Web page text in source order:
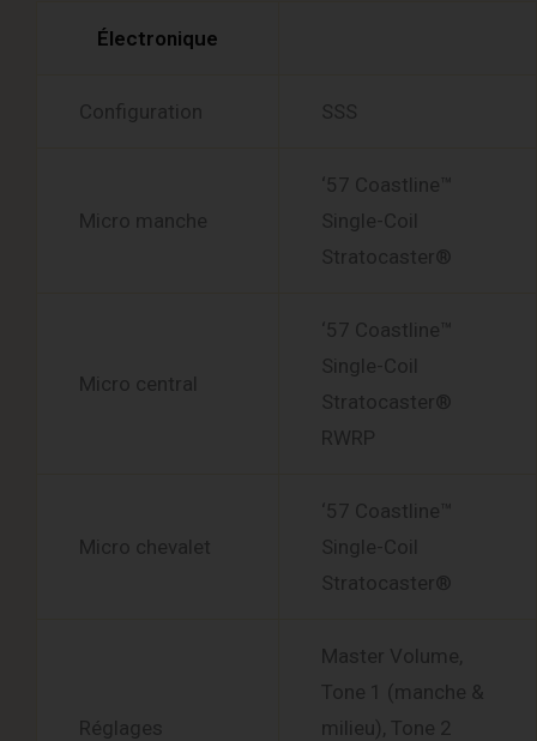
Électronique
Configuration SSS
Micro manche
‘57 Coastline™
Single-Coil
Stratocaster®
Micro central
‘57 Coastline™
Single-Coil
Stratocaster®
RWRP
Micro chevalet
‘57 Coastline™
Single-Coil
Stratocaster®
Réglages
Master Volume,
Tone 1 (manche &
milieu), Tone 2